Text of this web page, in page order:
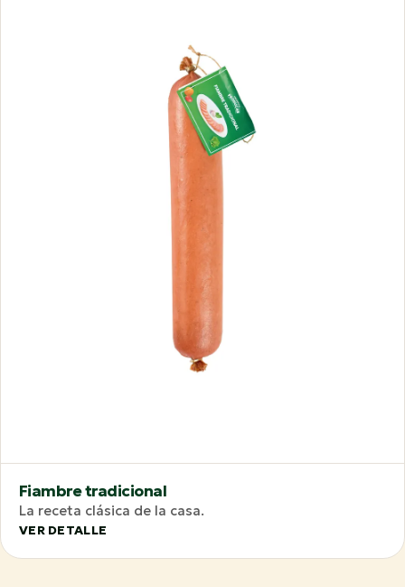
Fiambre tradicional
La receta clásica de la casa.
VER DETALLE